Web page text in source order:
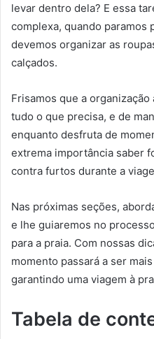
levar dentro dela? E essa
complexa, quando paramos
devemos organizar as
calçados.
Frisamos que a
tudo o que precisa, e de
enquanto desfruta de
extrema importância saber
contra furtos durante a
Nas próximas seções,
e lhe guiaremos no
para a praia. Com nossas
momento passará a ser
garantindo uma viagem à
Tabela de